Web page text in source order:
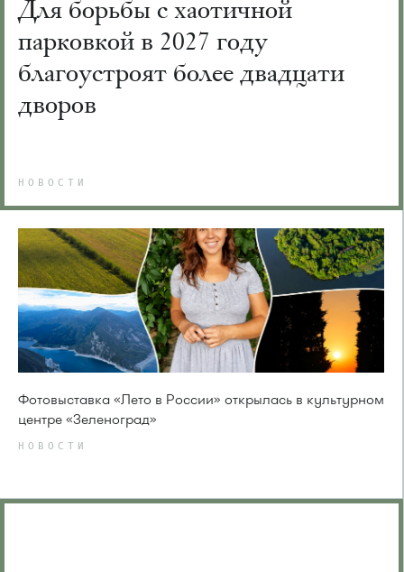
Для борьбы с хаотичной
парковкой в 2027 году
благоустроят более двадцати
дворов
НОВОСТИ
Фотовыставка «Лето в России» открылась в культурном
центре «Зеленоград»
НОВОСТИ